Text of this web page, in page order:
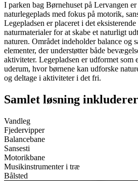
I parken bag Børnehuset på Lervangen
naturlegeplads med fokus på motorik,
Legepladsen er placeret i det
naturmaterialer for at skabe et naturligt
naturen. Området indeholder balance og
elementer, der understøtter både
aktiviteter. Legepladsen er udformet som
uderum, hvor børnene kan udforske
og deltage i aktiviteter i det fri.
Samlet løsning
Vandleg
Fjedervipper
Balancebane
Sansesti
Motorikbane
Musikinstrumenter i træ
Bålsted